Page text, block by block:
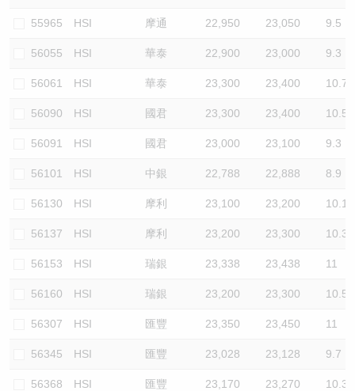
55965 HSI 摩通 22,950 23,050 9.5
56055 HSI 華泰 22,900 23,000 9.3
56061 HSI 華泰 23,300 23,400 10.7
56090 HSI 國君 23,300 23,400 10.5
56091 HSI 國君 23,000 23,100 9.3
56101 HSI 中銀 22,788 22,888 8.9
56130 HSI 摩利 23,100 23,200 10.1
56137 HSI 摩利 23,200 23,300 10.3
56153 HSI 瑞銀 23,338 23,438 11
56160 HSI 瑞銀 23,200 23,300 10.5
56307 HSI 匯豐 23,350 23,450 11
56345 HSI 匯豐 23,028 23,128 9.7
56368 HSI 匯豐 23,170 23,270 10.3